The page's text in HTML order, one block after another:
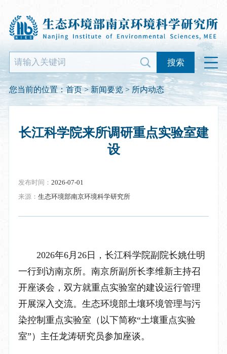
搜索
您当前的位置： 首页>新闻要览>所内动态
长江科学院来所调研重点实验室建
设
发布时间： 2026-07-01
来源： 生态环境部南京环境科学研究所
2026年6月 26日，长江科学院副院长姚仕明
一行到访南京所。南京所副所长李维新主持召
开座谈会，双方就重点实验室的建设运行管理
开展深入交流。 生态环境部土壤环境管理与污
染控制重点实验室（以下简称“土壤重点实验
室”） 主任龙涛研究员参加座谈。